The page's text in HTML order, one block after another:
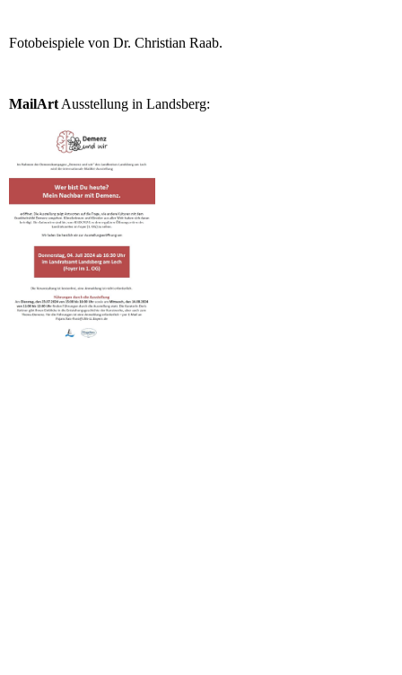
Fotobeispiele von Dr. Christian Raab.
MailArt Ausstellung in Landsberg: